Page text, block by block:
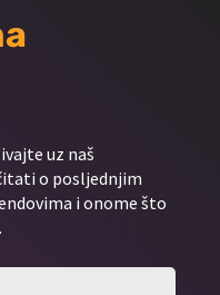
uz naš
o posljednjim
i onome što